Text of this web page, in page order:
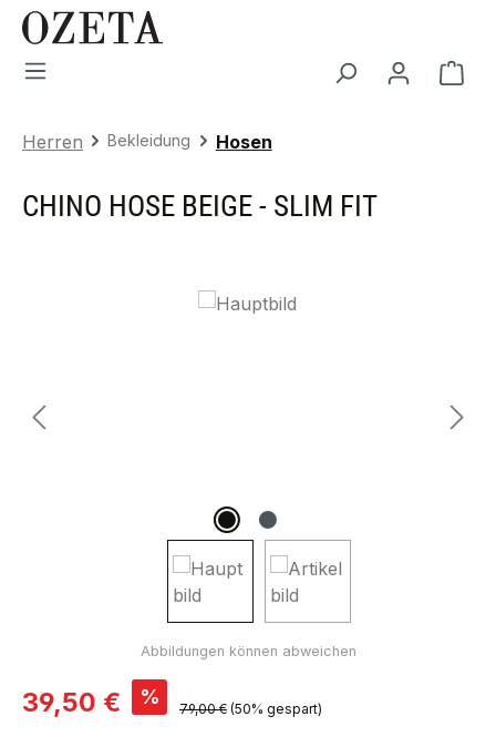
Zum Hauptinhalt springen
Herren Bekleidung Hosen
CHINO HOSE BEIGE - SLIM FIT
Bildergalerie überspringen
Verkaufspreis:
39,50 € % Regulärer Preis:
79,00 € (50% gespart)